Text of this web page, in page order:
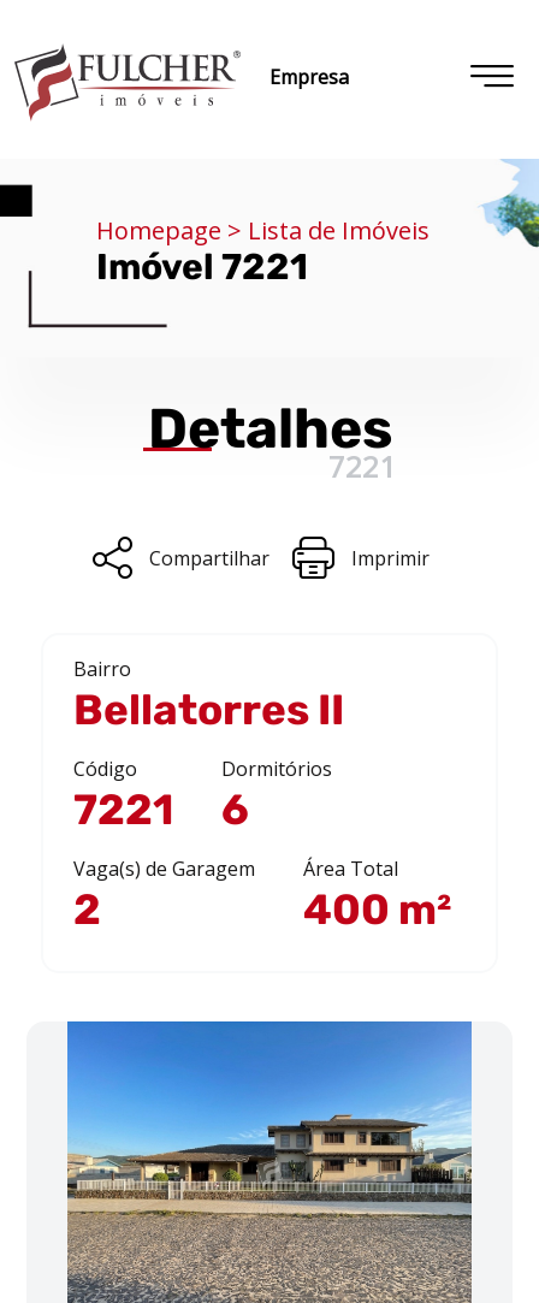
Empresa
Homepage > Lista de Imóveis
Imóvel 7221
Detalhes
7221
Compartilhar Imprimir
Bairro
Bellatorres II
Código
7221
Dormitórios
6
Vaga(s) de Garagem
2
Área Total
400 m²